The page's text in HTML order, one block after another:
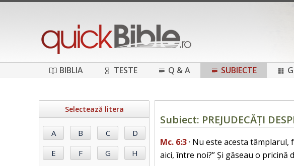
BIBLIA TESTE Q & A SUBIECTE
Selectează litera
Subiect: PREJUDECĂȚI
Mc. 6:3· Nu este acesta
aici, între noi?” Și găseau o pricină